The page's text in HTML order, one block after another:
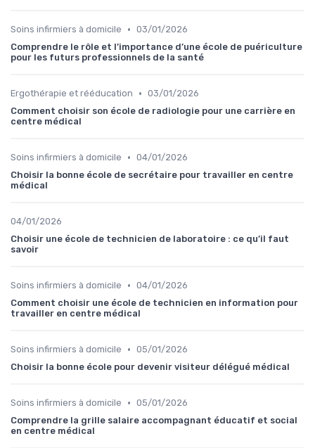
Soins infirmiers à domicile • 03/01/2026
Comprendre le rôle et l’importance d’une école de puériculture
pour les futurs professionnels de la santé
Ergothérapie et rééducation • 03/01/2026
Comment choisir son école de radiologie pour une carrière en
centre médical
Soins infirmiers à domicile • 04/01/2026
Choisir la bonne école de secrétaire pour travailler en centre
médical
04/01/2026
Choisir une école de technicien de laboratoire : ce qu’il faut
savoir
Soins infirmiers à domicile • 04/01/2026
Comment choisir une école de technicien en information pour
travailler en centre médical
Soins infirmiers à domicile • 05/01/2026
Choisir la bonne école pour devenir visiteur délégué médical
Soins infirmiers à domicile • 05/01/2026
Comprendre la grille salaire accompagnant éducatif et social
en centre médical